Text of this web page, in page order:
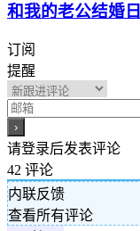
和我的老公结婚
订阅
提醒
请登录后发表评论
42 评论
内联反馈
查看所有评论